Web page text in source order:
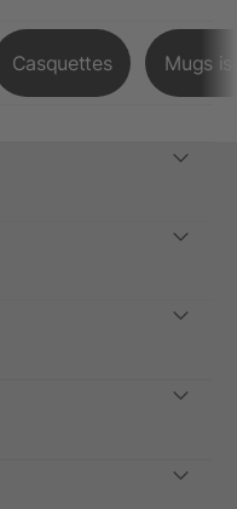
Casquettes Mugs